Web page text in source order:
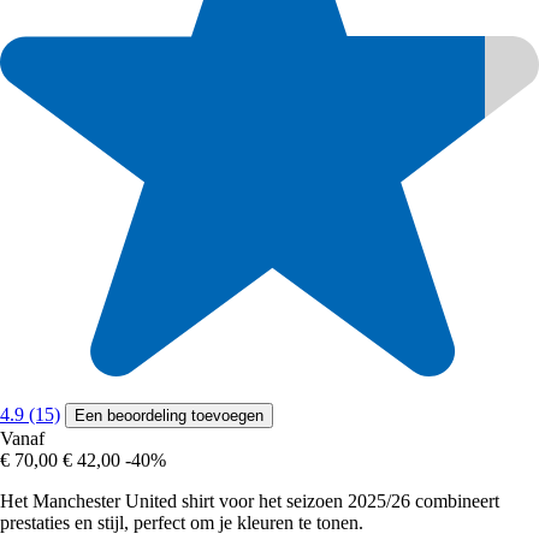
4.9 (15) Een beoordeling toevoegen
Vanaf
€ 70,00 € 42,00 -40%
Het Manchester United shirt voor het seizoen 2025/26 combineert
prestaties en stijl, perfect om je kleuren te tonen.